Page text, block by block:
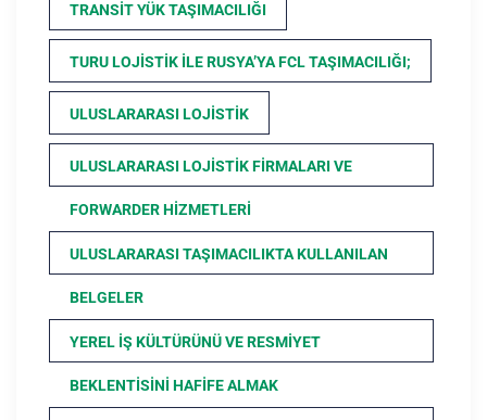
TRANSIT YÜK TAŞIMACILIĞI
TURU LOJISTIK ILE RUSYA’YA FCL TAŞIMACILIĞI;
ULUSLARARASI LOJISTIK
ULUSLARARASI LOJISTIK FIRMALARI VE
FORWARDER HIZMETLERI
ULUSLARARASI TAŞIMACILIKTA KULLANILAN
BELGELER
YEREL İŞ KÜLTÜRÜNÜ VE RESMIYET
BEKLENTISINI HAFIFE ALMAK